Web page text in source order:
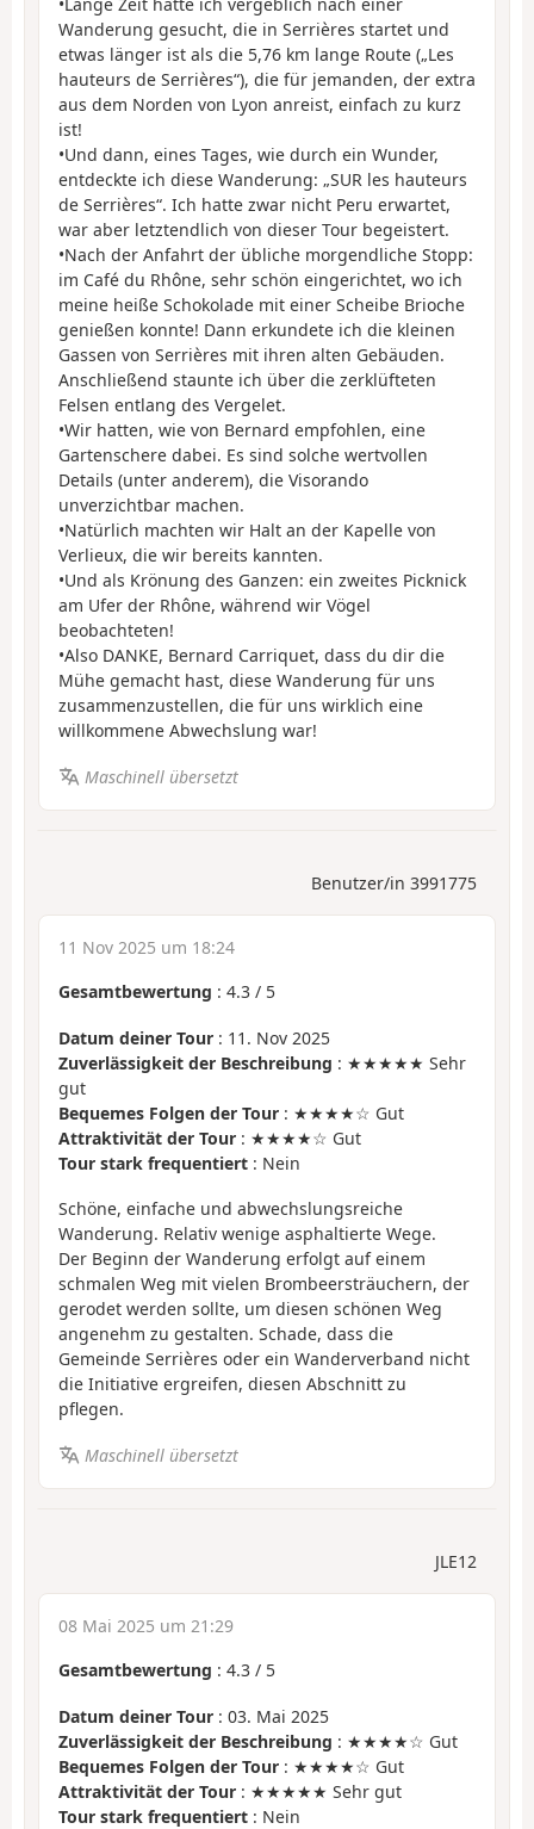
Wanderung gesucht, die in Serrières startet und
etwas länger ist als die 5,76 km lange Route („Les
hauteurs de Serrières“), die für jemanden, der extra
aus dem Norden von Lyon anreist, einfach zu kurz
ist!
•Und dann, eines Tages, wie durch ein Wunder,
entdeckte ich diese Wanderung: „SUR les hauteurs
de Serrières“. Ich hatte zwar nicht Peru erwartet,
war aber letztendlich von dieser Tour begeistert.
•Nach der Anfahrt der übliche morgendliche Stopp:
im Café du Rhône, sehr schön eingerichtet, wo ich
meine heiße Schokolade mit einer Scheibe Brioche
genießen konnte! Dann erkundete ich die kleinen
Gassen von Serrières mit ihren alten Gebäuden.
Anschließend staunte ich über die zerklüfteten
Felsen entlang des Vergelet.
•Wir hatten, wie von Bernard empfohlen, eine
Gartenschere dabei. Es sind solche wertvollen
Details (unter anderem), die Visorando
unverzichtbar machen.
•Natürlich machten wir Halt an der Kapelle von
Verlieux, die wir bereits kannten.
•Und als Krönung des Ganzen: ein zweites Picknick
am Ufer der Rhône, während wir Vögel
beobachteten!
•Also DANKE, Bernard Carriquet, dass du dir die
Mühe gemacht hast, diese Wanderung für uns
zusammenzustellen, die für uns wirklich eine
willkommene Abwechslung war!
Maschinell übersetzt
Benutzer/in 3991775
11 Nov 2025 um 18:24
Gesamtbewertung : 4.3 / 5
Datum deiner Tour : 11. Nov 2025
Zuverlässigkeit der Beschreibung : ★★★★★ Sehr
gut
Bequemes Folgen der Tour : ★★★★☆ Gut
Attraktivität der Tour : ★★★★☆ Gut
Tour stark frequentiert : Nein
Schöne, einfache und abwechslungsreiche
Wanderung. Relativ wenige asphaltierte Wege.
Der Beginn der Wanderung erfolgt auf einem
schmalen Weg mit vielen Brombeersträuchern, der
gerodet werden sollte, um diesen schönen Weg
angenehm zu gestalten. Schade, dass die
Gemeinde Serrières oder ein Wanderverband nicht
die Initiative ergreifen, diesen Abschnitt zu
pflegen.
Maschinell übersetzt
JLE12
08 Mai 2025 um 21:29
Gesamtbewertung : 4.3 / 5
Datum deiner Tour : 03. Mai 2025
Zuverlässigkeit der Beschreibung : ★★★★☆ Gut
Bequemes Folgen der Tour : ★★★★☆ Gut
Attraktivität der Tour : ★★★★★ Sehr gut
Tour stark frequentiert : Nein